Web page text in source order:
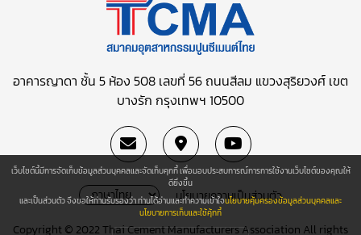
อาคารญาดา ชั้น 5 ห้อง 508 เลขที่ 56 ถนนสีลม แขวงสุริยวงศ์ เขต
บางรัก กรุงเทพฯ 10500
นโยบายความเป็นส่วนตัว
Copyright © 2022 Thai Cement Manufacturers Association All rights
เว็บไซต์นี้มีการจัดเก็บข้อมูลส่วนบุคคลและจัดเก็บคุกกี้ เพื่อมอบประสบการณ์การการใช้งานเว็บไซต์ของคุณให้
ดียิ่งขึ้น
และเป็นส่วนตัว จึงขอให้ท่านรับรองว่า ท่านได้อ่านและทำความเข้าใจนโยบายคุ้มครองข้อมูลส่วนบุคคลและ
นโยบายการเก็บและใช้คุ้กกี้